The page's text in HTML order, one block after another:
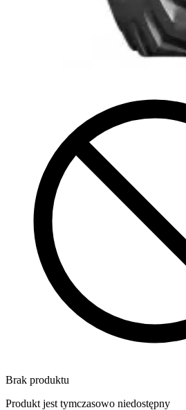
Brak produktu
Produkt jest tymczasowo niedostępny